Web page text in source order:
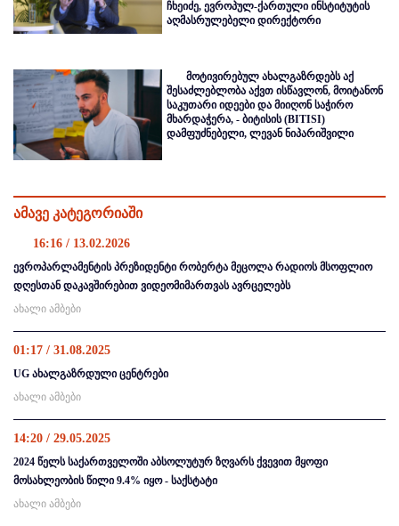
ჩხეიძე, ევროპულ-ქართული ინსტიტუტის
აღმასრულებელი დირექტორი
მოტივირებულ ახალგაზრდებს აქ
შესაძლებლობა აქვთ ისწავლონ, მოიტანონ
საკუთარი იდეები და მიიღონ საჭირო
მხარდაჭერა, - ბიტისის (BITISI)
დამფუძნებელი, ლევან ნიპარიშვილი
ამავე კატეგორიაში
16:16 / 13.02.2026
ევროპარლამენტის პრეზიდენტი რობერტა მეცოლა რადიოს მსოფლიო
დღესთან დაკავშირებით ვიდეომიმართვას ავრცელებს
ახალი ამბები
01:17 / 31.08.2025
UG ახალგაზრდული ცენტრები
ახალი ამბები
14:20 / 29.05.2025
2024 წელს საქართველოში აბსოლუტურ ზღვარს ქვევით მყოფი
მოსახლეობის წილი 9.4% იყო - საქსტატი
ახალი ამბები